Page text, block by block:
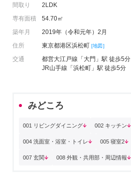
間取り
2LDK
専有面積
54.70㎡
築年月
2019年（令和元年）2月
住所
東京都港区浜松町 [地図]
交通
都営大江戸線「大門」駅 徒歩5分
JR山手線「浜松町」駅 徒歩5分
みどころ
001 リビングダイニング 002 キッチン
004 洗面室・浴室・トイレ 005 寝室2
007 玄関 008 外観・共用部・周辺情報